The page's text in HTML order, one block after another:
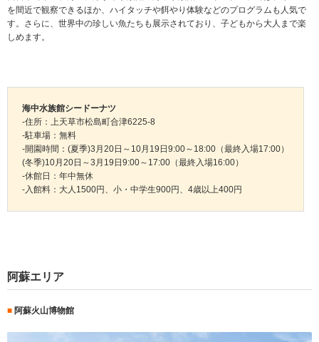
を間近で観察できるほか、ハイタッチや餌やり体験などのプログラムも人気で
す。さらに、世界中の珍しい魚たちも展示されており、子どもから大人まで楽
しめます。
海中水族館シードーナツ
-住所：上天草市松島町合津6225-8
-駐車場：無料
-開園時間：(夏季)3月20日～10月19日9:00～18:00（最終入場17:00）
(冬季)10月20日～3月19日9:00～17:00（最終入場16:00）
-休館日：年中無休
-入館料：大人1500円、小・中学生900円、4歳以上400円
阿蘇エリア
■ 阿蘇火山博物館